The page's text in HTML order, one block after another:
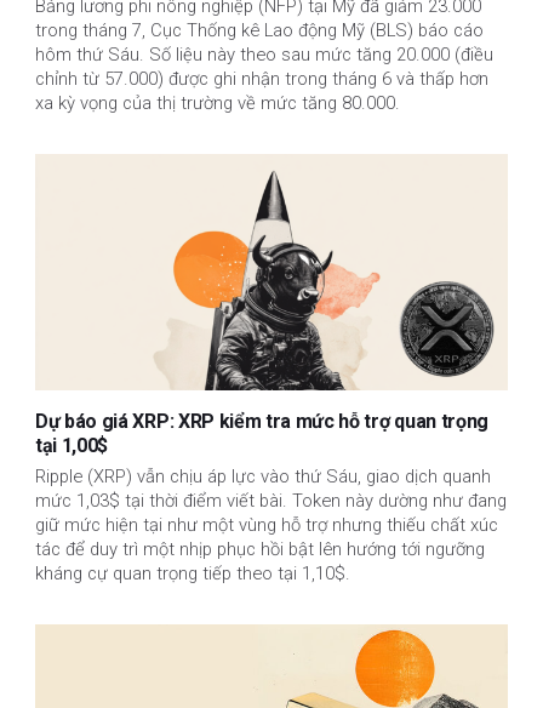
Bảng lương phi nông nghiệp (NFP) tại Mỹ đã giảm 23.000
trong tháng 7, Cục Thống kê Lao động Mỹ (BLS) báo cáo
hôm thứ Sáu. Số liệu này theo sau mức tăng 20.000 (điều
chỉnh từ 57.000) được ghi nhận trong tháng 6 và thấp hơn
xa kỳ vọng của thị trường về mức tăng 80.000.
Dự báo giá XRP: XRP kiểm tra mức hỗ trợ quan trọng
tại 1,00$
Ripple (XRP) vẫn chịu áp lực vào thứ Sáu, giao dịch quanh
mức 1,03$ tại thời điểm viết bài. Token này dường như đang
giữ mức hiện tại như một vùng hỗ trợ nhưng thiếu chất xúc
tác để duy trì một nhịp phục hồi bật lên hướng tới ngưỡng
kháng cự quan trọng tiếp theo tại 1,10$.